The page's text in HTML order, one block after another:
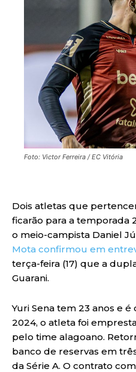
Foto: Victor Ferreira / EC Vitória
Dois atletas que
ficarão para a temporada
o meio-campista Daniel
Mota confirmou em
terça-feira (17) que a
Guarani.
Yuri Sena tem 23 anos e
2024, o atleta foi
pelo time alagoano.
banco de reservas em
da Série A. O contrato